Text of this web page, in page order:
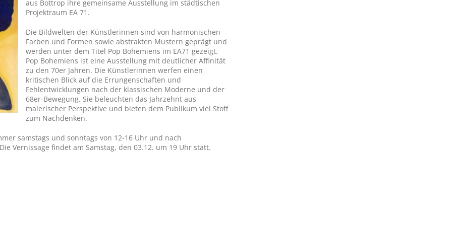
aus Bottrop ihre gemeinsame Ausstellung im städtischen
Projektraum EA 71.
Die Bildwelten der Künstlerinnen sind von harmonischen
Farben und Formen sowie abstrakten Mustern geprägt und
werden unter dem Titel Pop Bohemiens im EA71 gezeigt.
Pop Bohemiens ist eine Ausstellung mit deutlicher Affinität
zu den 70er Jahren. Die Künstlerinnen werfen einen
kritischen Blick auf die Errungenschaften und
Fehlentwicklungen nach der klassischen Moderne und der
68er-Bewegung. Sie beleuchten das Jahrzehnt aus
malerischer Perspektive und bieten dem Publikum viel Stoff
zum Nachdenken.
samstags und sonntags von 12-16 Uhr und nach
Vernissage findet am Samstag, den 03.12. um 19 Uhr statt.